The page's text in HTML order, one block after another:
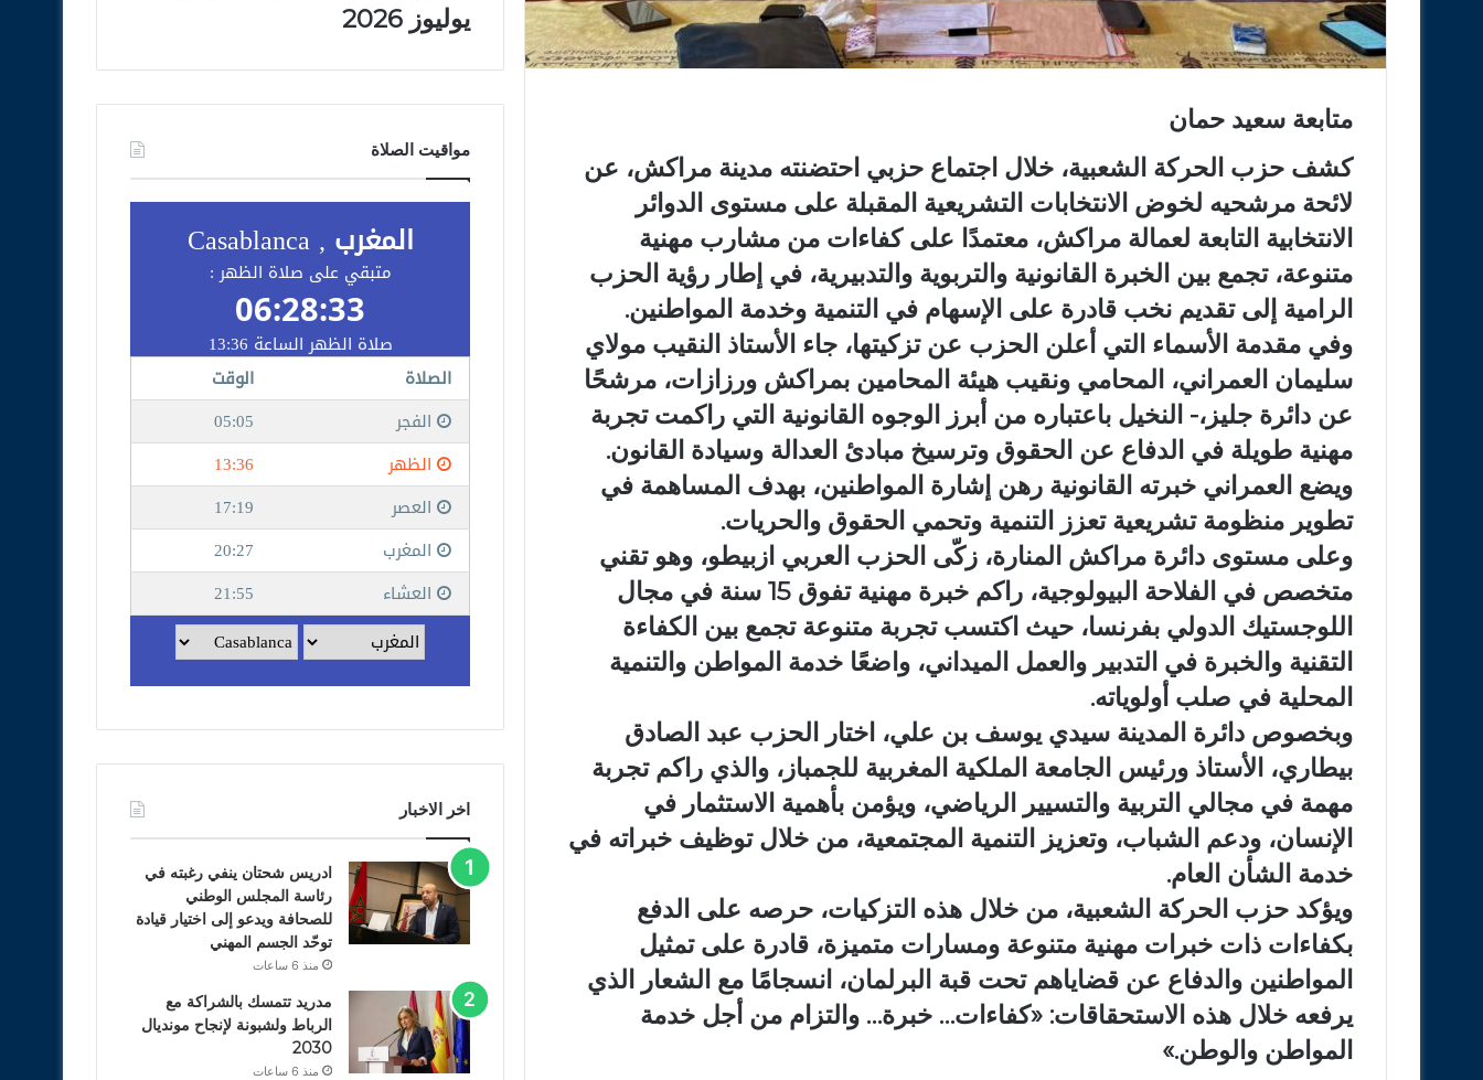
متابعة سعيد حمان
كشف حزب الحركة الشعبية، خلال اجتماع حزبي احتضنته مدينة مراكش، عن
لائحة مرشحيه لخوض الانتخابات التشريعية المقبلة على مستوى الدوائر
الانتخابية التابعة لعمالة مراكش، معتمدًا على كفاءات من مشارب مهنية
متنوعة، تجمع بين الخبرة القانونية والتربوية والتدبيرية، في إطار رؤية الحزب
الرامية إلى تقديم نخب قادرة على الإسهام في التنمية وخدمة المواطنين.
وفي مقدمة الأسماء التي أعلن الحزب عن تزكيتها، جاء الأستاذ النقيب مولاي
سليمان العمراني، المحامي ونقيب هيئة المحامين بمراكش ورزازات، مرشحًا
عن دائرة جليز،- النخيل باعتباره من أبرز الوجوه القانونية التي راكمت تجربة
مهنية طويلة في الدفاع عن الحقوق وترسيخ مبادئ العدالة وسيادة القانون.
ويضع العمراني خبرته القانونية رهن إشارة المواطنين، بهدف المساهمة في
تطوير منظومة تشريعية تعزز التنمية وتحمي الحقوق والحريات.
وعلى مستوى دائرة مراكش المنارة، زكّى الحزب العربي ازبيطو، وهو تقني
متخصص في الفلاحة البيولوجية، راكم خبرة مهنية تفوق 15 سنة في مجال
اللوجستيك الدولي بفرنسا، حيث اكتسب تجربة متنوعة تجمع بين الكفاءة
التقنية والخبرة في التدبير والعمل الميداني، واضعًا خدمة المواطن والتنمية
المحلية في صلب أولوياته.
وبخصوص دائرة المدينة سيدي يوسف بن علي، اختار الحزب عبد الصادق
بيطاري، الأستاذ ورئيس الجامعة الملكية المغربية للجمباز، والذي راكم تجربة
مهمة في مجالي التربية والتسيير الرياضي، ويؤمن بأهمية الاستثمار في
الإنسان، ودعم الشباب، وتعزيز التنمية المجتمعية، من خلال توظيف خبراته في
خدمة الشأن العام.
ويؤكد حزب الحركة الشعبية، من خلال هذه التزكيات، حرصه على الدفع
بكفاءات ذات خبرات مهنية متنوعة ومسارات متميزة، قادرة على تمثيل
المواطنين والدفاع عن قضاياهم تحت قبة البرلمان، انسجامًا مع الشعار الذي
يرفعه خلال هذه الاستحقاقات: «كفاءات… خبرة… والتزام من أجل خدمة
المواطن والوطن.»
يوليوز 2026
مواقيت الصلاة
اخر الاخبار
ادريس شحتان ينفي رغبته في
رئاسة المجلس الوطني
للصحافة ويدعو إلى اختيار قيادة
توحّد الجسم المهني
منذ 6 ساعات
مدريد تتمسك بالشراكة مع
الرباط ولشبونة لإنجاح مونديال
2030
منذ 6 ساعات